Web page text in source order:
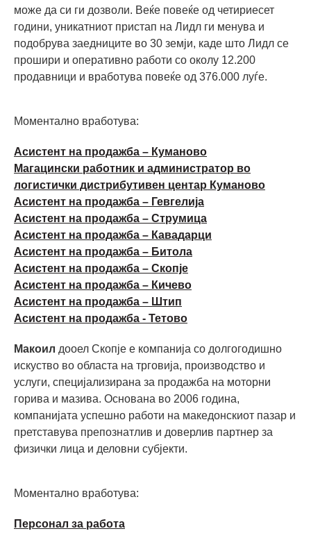
може да си ги дозволи. Веќе повеќе од четириесет
години, уникатниот пристап на Лидл ги менувa и
подобрувa заедниците во 30 земји, каде што Лидл се
прошири и оперативно работи со околу 12.200
продавници и вработува повеќе од 376.000 луѓе.
Моментално вработува:
Асистент на продажба – Куманово
Магацински работник и администратор во
логистички дистрибутивен центар Куманово
Асистент на продажба – Гевгелија
Асистент на продажба – Струмица
Асистент на продажба – Кавадарци
Асистент на продажба – Битола
Асистент на продажба – Скопје
Асистент на продажба – Кичево
Асистент на продажба – Штип
Асистент на продажба - Тетово
Макоил дооел Скопје е компанија со долгогодишно
искуство во областа на трговија, производство и
услуги, специјализирана за продажба на моторни
горива и мазива. Основана во 2006 година,
компанијата успешно работи на македонскиот пазар и
претставува препознатлив и доверлив партнер за
физички лица и деловни субјекти.
Моментално вработува:
Персонал за работа